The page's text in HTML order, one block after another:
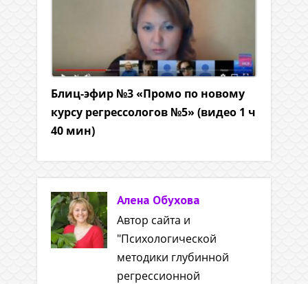
Блиц-эфир №3 «Промо по новому
курсу регрессологов №5» (видео 1 ч
40 мин)
Алена Обухова
Автор сайта и
"Психологической
методики глубинной
регрессионной